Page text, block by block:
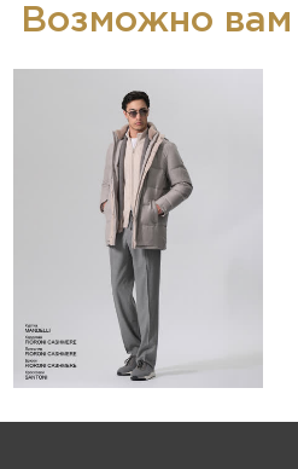
Возможно вам